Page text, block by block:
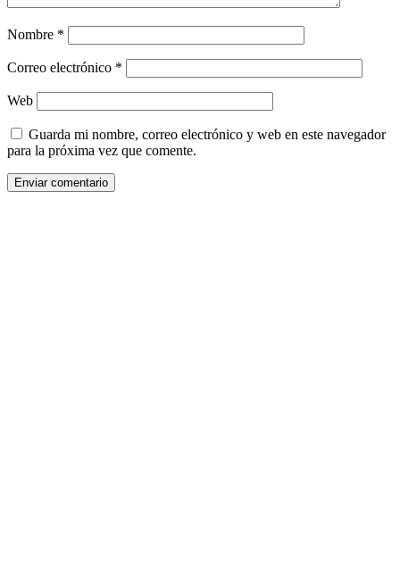
Nombre *
Correo electrónico *
Web
Guarda mi nombre, correo electrónico y web en este navegador
para la próxima vez que comente.